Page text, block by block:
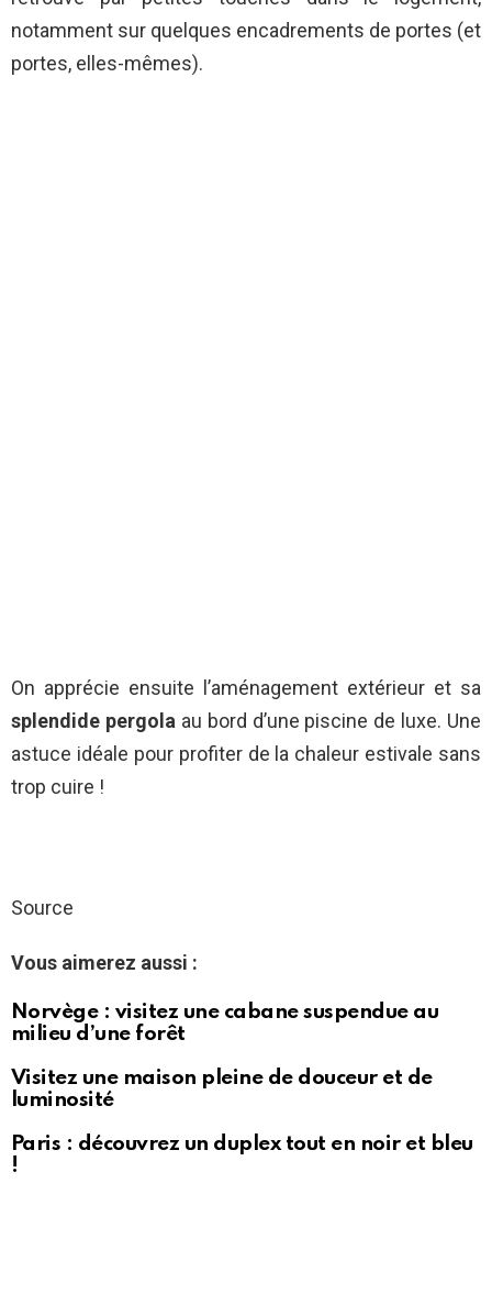
notamment sur quelques encadrements de portes (et
portes, elles-mêmes).
On apprécie ensuite l’aménagement extérieur et sa
splendide pergola au bord d’une piscine de luxe. Une
astuce idéale pour profiter de la chaleur estivale sans
trop cuire !
Source
Vous aimerez aussi :
Norvège : visitez une cabane suspendue au
milieu d’une forêt
Visitez une maison pleine de douceur et de
luminosité
Paris : découvrez un duplex tout en noir et bleu
!